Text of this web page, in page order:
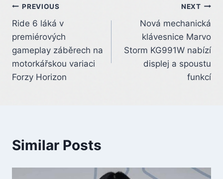
Post
navigation
PREVIOUS
Ride 6 láká v
premiérových
gameplay záběrech na
motorkářskou variaci
Forzy Horizon
NEXT
Nová mechanická
klávesnice Marvo
Storm KG991W nabízí
displej a spoustu
funkcí
Similar Posts